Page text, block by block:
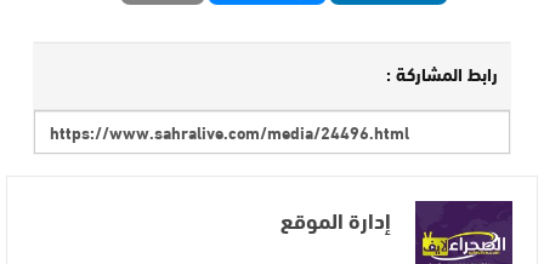
رابط المشاركة :
إدارة الموقع